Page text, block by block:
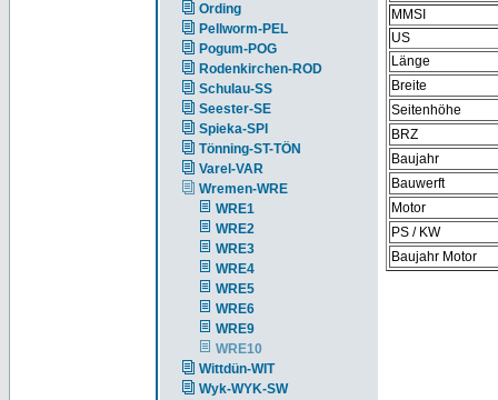
Ording
Pellworm-PEL
Pogum-POG
Rodenkirchen-ROD
Schulau-SS
Seester-SE
Spieka-SPI
Tönning-ST-TÖN
Varel-VAR
Wremen-WRE
WRE1
WRE2
WRE3
WRE4
WRE5
WRE6
WRE9
WRE10
Wittdün-WIT
Wyk-WYK-SW
MMSI
US
Länge
Breite
Seitenhöhe
BRZ
Baujahr
Bauwerft
Motor
PS / KW
Baujahr Motor